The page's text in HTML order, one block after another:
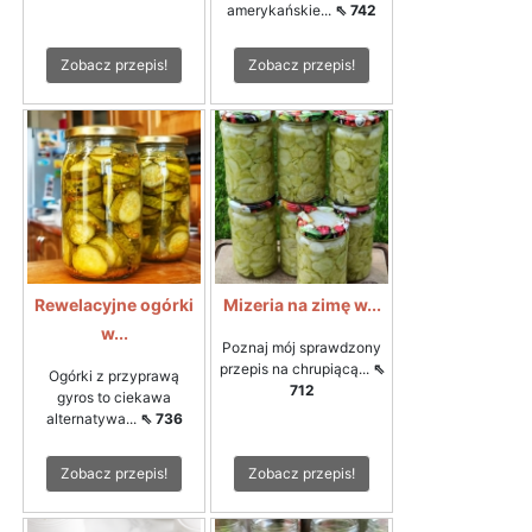
Zobacz przepis!
amerykańskie... ⇖ 742
Zobacz przepis!
Rewelacyjne ogórki
w...
Ogórki z przyprawą
gyros to ciekawa
alternatywa... ⇖ 736
Zobacz przepis!
Mizeria na zimę w...
Poznaj mój sprawdzony
przepis na chrupiącą... ⇖
712
Zobacz przepis!